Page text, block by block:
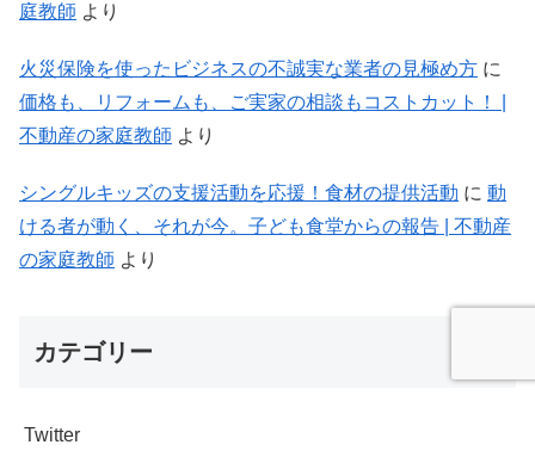
庭教師 より
火災保険を使ったビジネスの不誠実な業者の見極め方 に
価格も、リフォームも、ご実家の相談もコストカット！ |
不動産の家庭教師 より
シングルキッズの支援活動を応援！食材の提供活動 に 動
ける者が動く、それが今。子ども食堂からの報告 | 不動産
の家庭教師 より
カテゴリー
Twitter